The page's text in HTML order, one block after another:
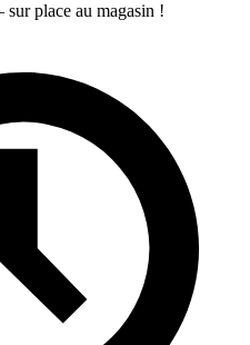
place au magasin !